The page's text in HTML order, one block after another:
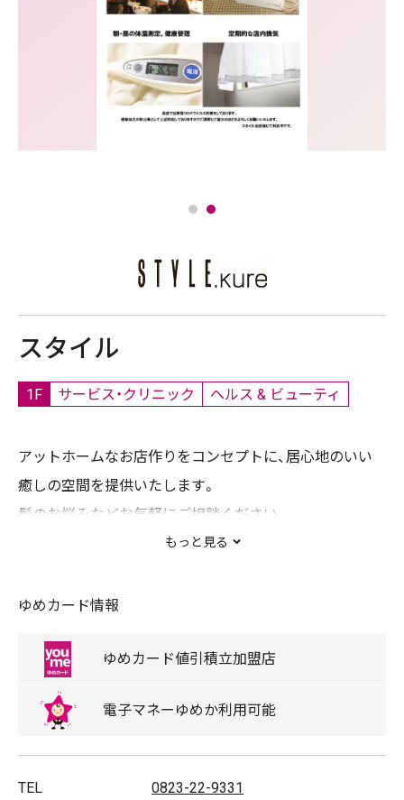
スタイル
1F サービス・クリニック ヘルス & ビューティ
アットホームなお店作りをコンセプトに、居心地のいい
癒しの空間を提供いたします。
髪のお悩みなどお気軽にご相談ください。
(予約優先）
もっと見る
ゆめカード情報
ゆめカード値引積立加盟店
電子マネー ゆめか利用可能
TEL 0823-22-9331